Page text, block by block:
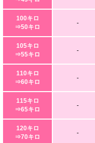
100キロ
⇒50キロ
-
105キロ
⇒55キロ
-
110キロ
⇒60キロ
-
115キロ
⇒65キロ
-
120キロ
⇒70キロ
-